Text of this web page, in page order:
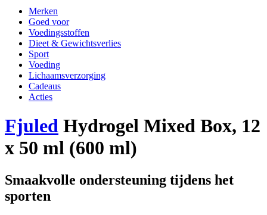
Merken
Goed voor
Voedingsstoffen
Dieet & Gewichtsverlies
Sport
Voeding
Lichaamsverzorging
Cadeaus
Acties
Fjuled Hydrogel Mixed Box, 12
x 50 ml (600 ml)
Smaakvolle ondersteuning tijdens het
sporten